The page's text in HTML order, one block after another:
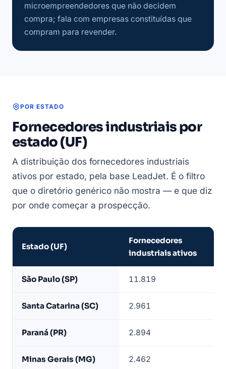
microempreendedores que não decidem
compra; fala com empresas constituídas que
compram para revender.
POR ESTADO
Fornecedores industriais por
estado (UF)
A distribuição dos fornecedores industriais
ativos por estado, pela base LeadJet. É o filtro
que o diretório genérico não mostra — e que diz
por onde começar a prospecção.
industriais
por
LeadJet
Estado (UF)
Fornecedores
industriais ativos
São Paulo (SP) 11.819
Santa Catarina (SC) 2.961
Paraná (PR) 2.894
Minas Gerais (MG) 2.462